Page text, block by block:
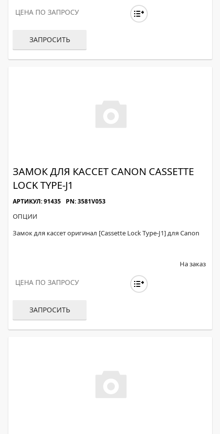
ЦЕНА ПО ЗАПРОСУ
ЗАПРОСИТЬ
ЗАМОК ДЛЯ КАССЕТ CANON CASSETTE
LOCK TYPE-J1
АРТИКУЛ: 91435 PN: 3581V053
ОПЦИИ
Замок для кассет оригинал [Cassette Lock Type-J1] для Canon
На заказ
ЦЕНА ПО ЗАПРОСУ
ЗАПРОСИТЬ